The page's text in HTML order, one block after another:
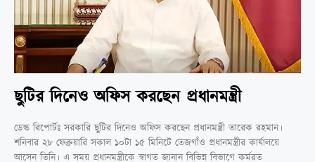
ছুটির দিনেও অফিস করছেন প্রধানমন্ত্রী
ডেস্ক রিপোর্টঃ সরকারি ছুটির দিনেও অফিস করছেন প্রধানমন্ত্রী তারেক রহমান।
শনিবার ২৮ ফেব্রুয়ারি সকাল ১০টা ১৫ মিনিটে তেজগাঁও প্রধানমন্ত্রীর কার্যালয়ে
আসেন তিনি। এ সময় প্রধানমন্ত্রীকে স্বাগত জানান বিভিন্ন বিভাগে কর্মরত